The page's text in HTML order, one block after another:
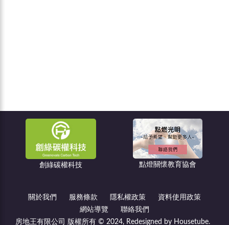
點燈關懷教育協會 住宅消保會
關於我們 服務條款 隱私權政策
資料使用政策
網站導覽
聯絡我們
房地王有限公司 版權所有 © 2024, Redesigned by Housetube.